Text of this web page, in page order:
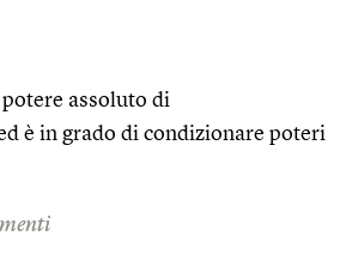
assoluto di
è in grado di condizionare poteri